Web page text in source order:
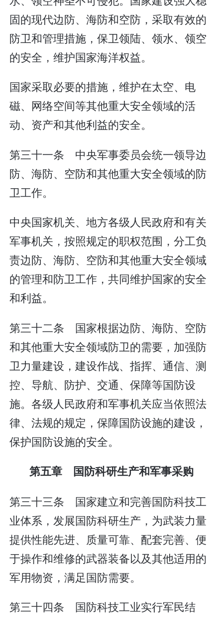
固的现代边防、海防和空防，采取有效的
防卫和管理措施，保卫领陆、领水、领空
的安全，维护国家海洋权益。
国家采取必要的措施，维护在太空、电
磁、网络空间等其他重大安全领域的活
动、资产和其他利益的安全。
第三十一条 中央军事委员会统一领导边
防、海防、空防和其他重大安全领域的防
卫工作。
中央国家机关、地方各级人民政府和有关
军事机关，按照规定的职权范围，分工负
责边防、海防、空防和其他重大安全领域
的管理和防卫工作，共同维护国家的安全
和利益。
第三十二条 国家根据边防、海防、空防
和其他重大安全领域防卫的需要，加强防
卫力量建设，建设作战、指挥、通信、测
控、导航、防护、交通、保障等国防设
施。各级人民政府和军事机关应当依照法
律、法规的规定，保障国防设施的建设，
保护国防设施的安全。
第五章 国防科研生产和军事采购
第三十三条 国家建立和完善国防科技工
业体系，发展国防科研生产，为武装力量
提供性能先进、质量可靠、配套完善、便
于操作和维修的武器装备以及其他适用的
军用物资，满足国防需要。
第三十四条 国防科技工业实行军民结